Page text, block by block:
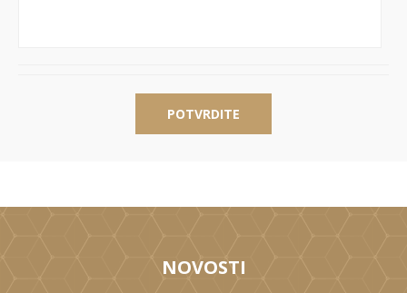
POTVRDITE
NOVOSTI